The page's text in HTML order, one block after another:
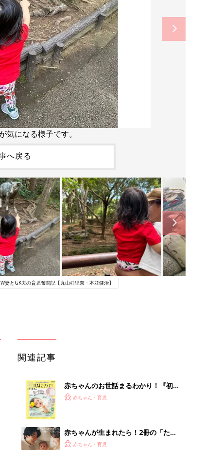
気になる様子です。
へ戻る
妻とGK夫の育児奮闘記【丸山桂里奈・本並健治】
関連記事
赤ちゃんのお世話まるわかり！『初め
てのひよこクラブ 夏号』〈巻頭大特
赤ちゃん・育児
赤ちゃんが生まれたら！2冊の「たま
ひよ」
赤ちゃん・育児